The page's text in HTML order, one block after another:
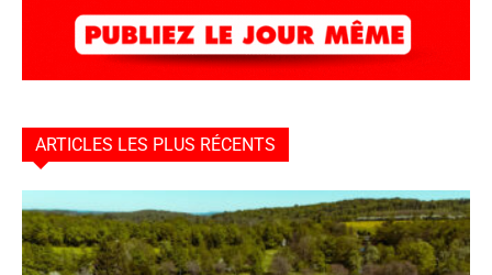
ARTICLES LES PLUS RÉCENTS